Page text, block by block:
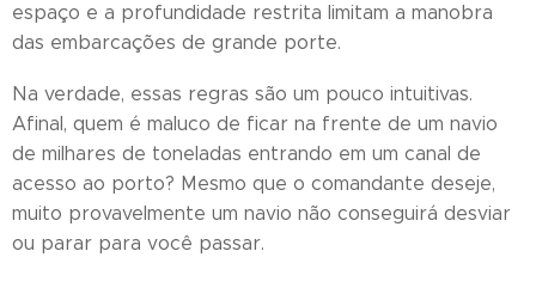
espaço e a profundidade restrita limitam a manobra
das embarcações de grande porte.
Na verdade, essas regras são um pouco intuitivas.
Afinal, quem é maluco de ficar na frente de um navio
de milhares de toneladas entrando em um canal de
acesso ao porto? Mesmo que o comandante deseje,
muito provavelmente um navio não conseguirá desviar
ou parar para você passar.